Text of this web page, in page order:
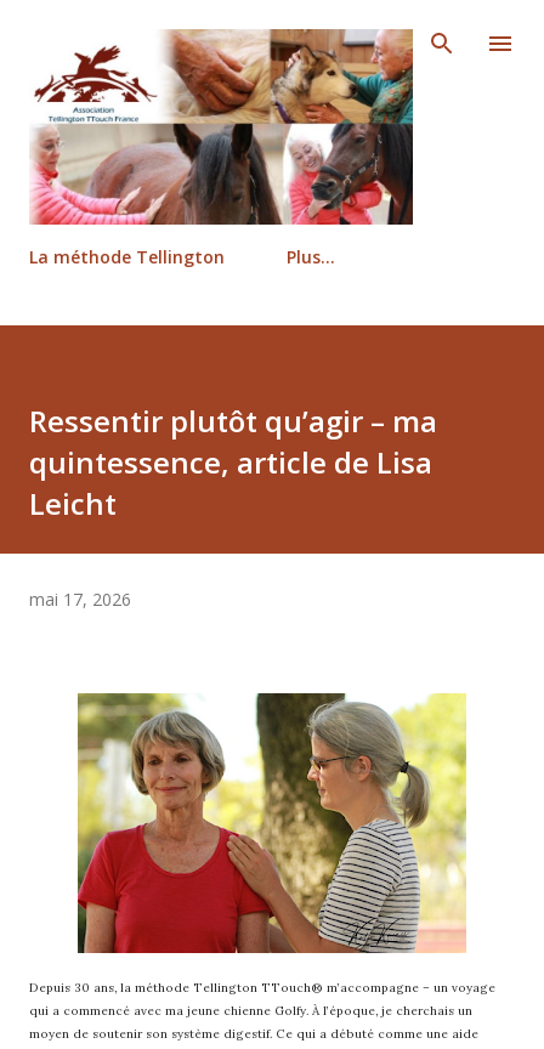
Accéder au contenu principal
La méthode Tellington Plus…
Ressentir plutôt qu’agir – ma
quintessence, article de Lisa
Leicht
mai 17, 2026
Depuis 30 ans, la méthode Tellington TTouch® m’accompagne – un voyage
qui a commencé avec ma jeune chienne Golfy. À l’époque, je cherchais un
moyen de soutenir son système digestif. Ce qui a débuté comme une aide